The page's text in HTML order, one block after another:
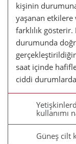
kişinin
yaşanan etkilere
farklılık
durumunda
saat içinde
ciddi
kullanımı
Güneş cilt